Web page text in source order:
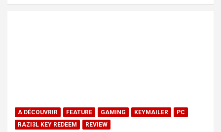
A DÉCOUVRIR FEATURE GAMING KEYMAILER
PC
RAZI3L KEY REDEEM
REVIEW